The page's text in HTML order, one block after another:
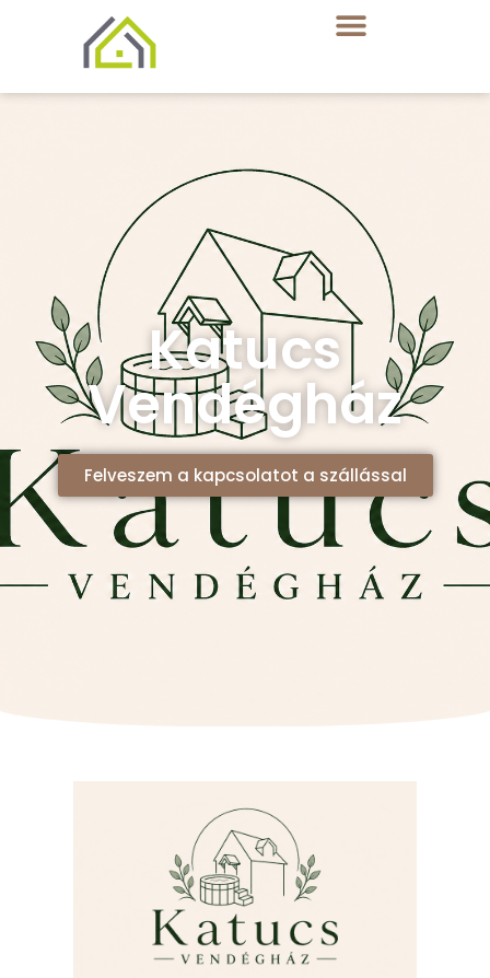
Katucs
Vendégház
Felveszem a kapcsolatot a szállással